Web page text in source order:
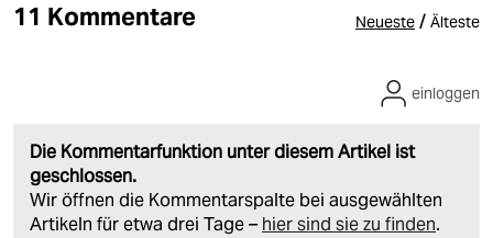
11 Kommentare Neueste / Älteste
Die Kommentarfunktion unter diesem Artikel ist
geschlossen.
Wir öffnen die Kommentarspalte bei ausgewählten
Artikeln für etwa drei Tage – hier sind sie zu finden.
einloggen